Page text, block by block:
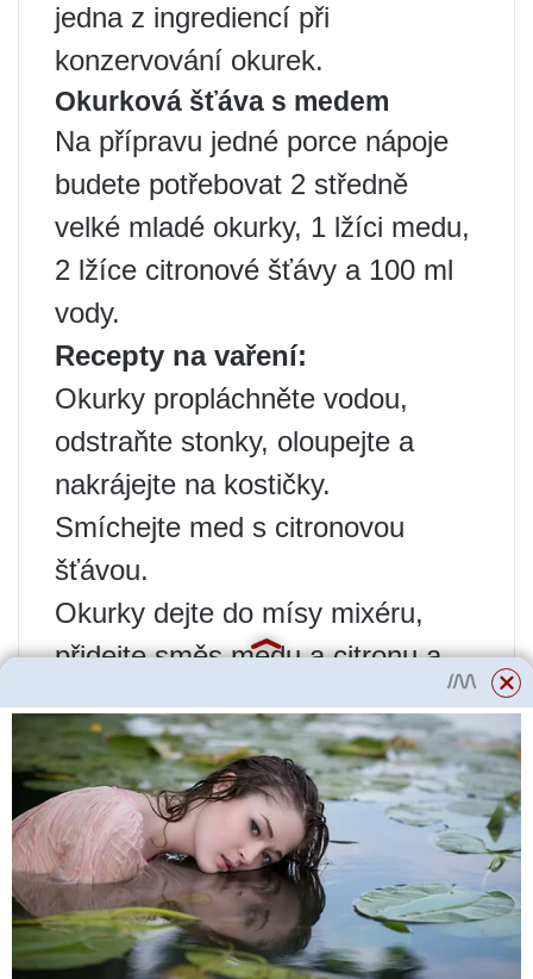
jedna z ingrediencí při
konzervování okurek.
Okurková šťáva s medem
Na přípravu jedné porce nápoje
budete potřebovat 2 středně
velké mladé okurky, 1 lžíci medu,
2 lžíce citronové šťávy a 100 ml
vody.
Recepty na vaření:
Okurky propláchněte vodou,
odstraňte stonky, oloupejte a
nakrájejte na kostičky.
Smíchejte med s citronovou
šťávou.
Okurky dejte do mísy mixéru,
přidejte směs medu a citronu a
Poté přidejte zbytek vody a
šlehejte, dokud se nevytvoří
stabilní pěna. Před pitím dle chuti
přidejte kostky ledu.
Jednodušší verze receptu: okurky
rozmixujte v mixéru, přidejte